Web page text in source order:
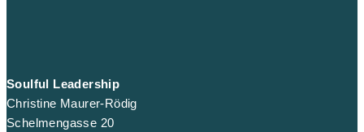
Soulful Leadership
Christine Maurer-Rödig
Schelmengasse 20